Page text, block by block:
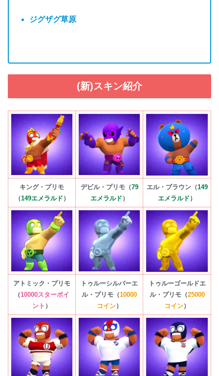
ジグザグ草原
(新)スキン紹介
キング・プリモ
（149エメラルド ）
デビル・プリモ（79
エメラルド ）
エル・ブラウン（149
エメラルド ）
アトミック・プリモ
（10000スターポイ
ント ）
トゥルーシルバーエ
ル・プリモ（10000
コイン）
トゥルーゴールドエ
ル・プリモ（25000
コイン）